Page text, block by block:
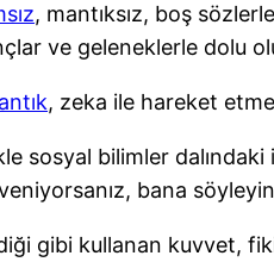
, mantıksız, boş
ve geleneklerle dolu
, zeka ile hareket
sosyal bilimler
bana
gibi kullanan kuvvet,